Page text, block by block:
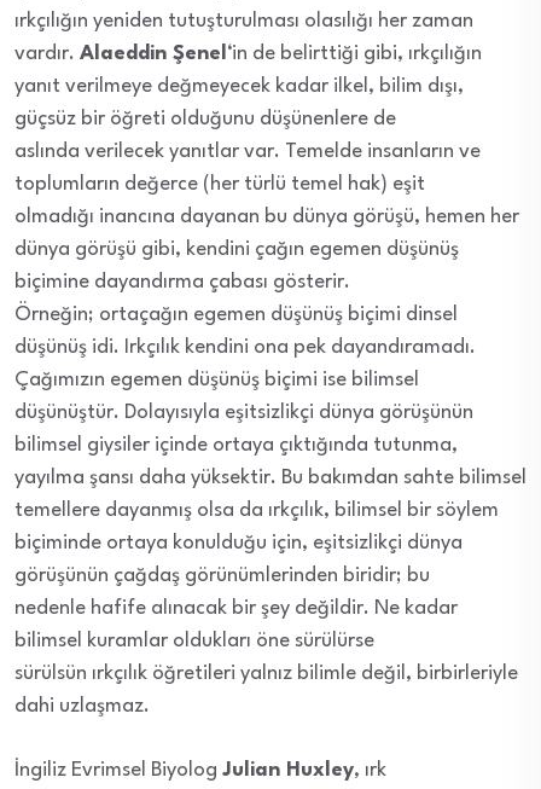
ırkçılığın yeniden tutuşturulması olasılığı her zaman
vardır. Alaeddin Şenel ‘in de belirttiği gibi, ırkçılığın
yanıt verilmeye değmeyecek kadar ilkel, bilim dışı,
güçsüz bir öğreti olduğunu düşünenlere de
aslında verilecek yanıtlar var. Temelde insanların ve
toplumların değerce (her türlü temel hak) eşit
olmadığı inancına dayanan bu dünya görüşü, hemen her
dünya görüşü gibi, kendini çağın egemen düşünüş
biçimine dayandırma çabası gösterir.
Örneğin; ortaçağın egemen düşünüş biçimi dinsel
düşünüş idi. Irkçılık kendini ona pek dayandıramadı.
Çağımızın egemen düşünüş biçimi ise bilimsel
düşünüştür. Dolayısıyla eşitsizlikçi dünya görüşünün
bilimsel giysiler içinde ortaya çıktığında tutunma,
yayılma şansı daha yüksektir. Bu bakımdan sahte bilimsel
temellere dayanmış olsa da ırkçılık, bilimsel bir söylem
biçiminde ortaya konulduğu için, eşitsizlikçi dünya
görüşünün çağdaş görünümlerinden biridir; bu
nedenle hafife alınacak bir şey değildir. Ne kadar
bilimsel kuramlar oldukları öne sürülürse
sürülsün ırkçılık öğretileri yalnız bilimle değil, birbirleriyle
dahi uzlaşmaz.
İngiliz Evrimsel Biyolog Julian Huxley, ırk